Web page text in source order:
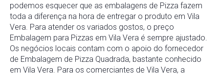
podemos esquecer que as embalagens de Pizza fazem
toda a diferença na hora de entregar o produto em Vila
Vera. Para atender os variados gostos, o preço
Embalagem para Pizzas em Vila Vera é sempre ajustado.
Os negócios locais contam com o apoio do fornecedor
de Embalagem de Pizza Quadrada, bastante conhecido
em Vila Vera. Para os comerciantes de Vila Vera, a